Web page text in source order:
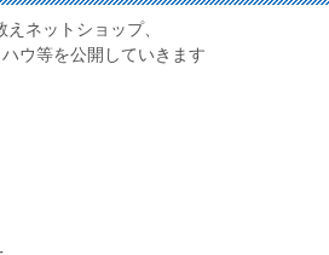
を教えネットショップ、
ウ等を公開していきます